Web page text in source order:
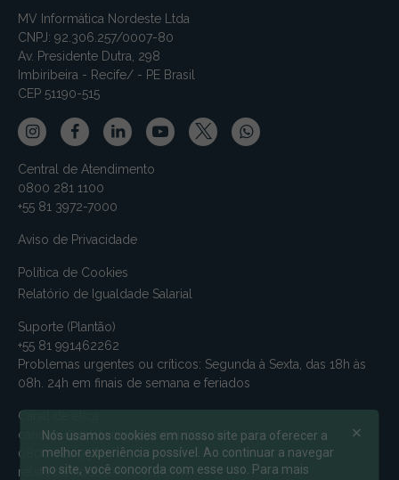
MV Informática Nordeste Ltda
CNPJ: 92.306.257/0007-80
Av. Presidente Dutra, 298
Imbiribeira - Recife/ - PE Brasil
CEP 51190-515
Central de Atendimento
0800 281 1100
+55 81 3972-7000
Aviso de Privacidade
Política de Cookies
Relatório de Igualdade Salarial
Suporte (Plantão)
+55 81 991462262
Problemas urgentes ou críticos: Segunda à Sexta, das 18h às
08h. 24h em finais de semana e feriados
Canal de ética
canalmv@relatoconfidencial.com.br
0800-721-9588
relatoconfidencial.com.br/mv
Nós usamos cookies em nosso site para oferecer a
melhor experiência possível. Ao continuar a navegar
no site, você concorda com esse uso. Para mais